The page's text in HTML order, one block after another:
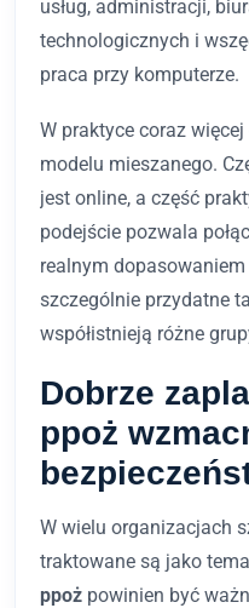
usług, administracji,
technologicznych i
praca przy komputerze.
W praktyce coraz
modelu mieszanego.
jest online, a część
podejście pozwala
realnym
szczególnie przydatne
współistnieją różne
Dobrze
ppoż
W wielu organizacjach
traktowane są jako
ppoż powinien być